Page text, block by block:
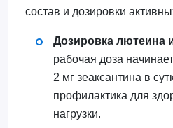
состав и дозировки
Дозировка лютеина
рабочая доза
2 мг зеаксантина в
профилактика для
нагрузки.